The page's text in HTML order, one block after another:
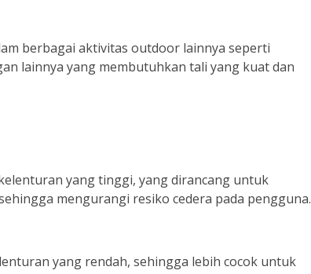
berbagai aktivitas outdoor lainnya seperti
lainnya yang membutuhkan tali yang kuat dan
yang tinggi, yang dirancang untuk
mengurangi resiko cedera pada pengguna.
yang rendah, sehingga lebih cocok untuk